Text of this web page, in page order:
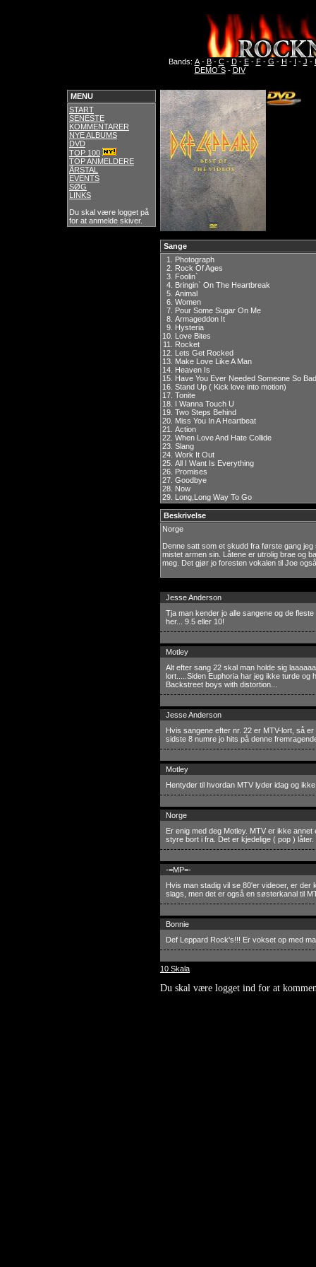
Bands: A- B- C- D- E- F- G - H - I - J -
DEMO´S- DIV
MENU
START
SENESTE
KOMMENTARER
NYE ALBUMS
DVD
TOP 100
TOP ANMELDERE
ÅRSTAL
EVENTS
SØG
LINKS
Du skal være logget på
for at anmelde skiver.
Sange
1. Photograph
2. Rock Of Ages
3. Foolin`
4. Bringin` On The Heartbreak
5. Animal
6. Women
7. Pour Some Sugar On Me
8. Armageddon It
9. Hysteria
10. Love Bites
11. Rocket
12. Lets Get Rocked
13. Make Love Like A Man
14. Heaven Is
15. Have You Ever Needed Someone So
16. Stand Up ( Kick love into motion)
17. Tonite
18. I Wanna Touch U
19. Two Steps Behind
20. Miss You In A Heartbeat
21. Action
22. When Love And Hate Collide
23. Slang
24. Work It Out
25. All I Want Is Everything
26. Promises
27. Goodbye
28. Now
29. Long,Long Way To Go
Beskrivelse
Norge
Denne satt som et skudd fra første gang
mistet armen sin. Låtene er utrolig brae og
meg. Det gjør jo foresten vokalen til Joe
Jesse Anderson
Tja man kender jo alle sangene og de
her... 9.5 eller 10!
Motley
Alt efter sang 22 skal man holde sig
lort.....Siden Euphoria har jeg ikke turde og
Backstreet boys with distortion...
Jesse Anderson
Hvis sangene efter nr. 22 er MTV-lort, så
sidste 8 numre jo hits på denne
Motley
Hentyder til hvordan MTV lyder idag og
Norge
Er enig med deg Motley. MTV er ikke
styre bort i fra. Det er kjedelige ( pop ) låter.
-=MP=-
Hvis man stadig vil se 80'er videoer, er der
slags, men det er også en søsterkanal til
Bonnie
Def Leppard Rock's!!! Er vokset op med
10 Skala
Du skal være logget ind for at